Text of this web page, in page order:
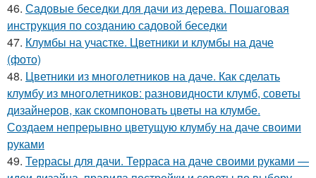
46. Садовые беседки для дачи из дерева. Пошаговая
инструкция по созданию садовой беседки
47. Клумбы на участке. Цветники и клумбы на даче
(фото)
48. Цветники из многолетников на даче. Как сделать
клумбу из многолетников: разновидности клумб, советы
дизайнеров, как скомпоновать цветы на клумбе.
Создаем непрерывно цветущую клумбу на даче своими
руками
49. Террасы для дачи. Терраса на даче своими руками —